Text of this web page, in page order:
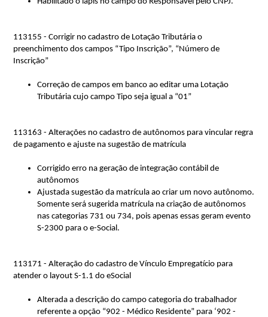
113155 - Corrigir no cadastro de Lotação Tributária o
preenchimento dos campos “Tipo Inscrição”, “Número de
Inscrição”
Correção de campos em banco ao editar uma Lotação
Tributária cujo campo Tipo seja igual a “01”
113163 - Alterações no cadastro de autônomos para vincular regra
de pagamento e ajuste na sugestão de matrícula
Corrigido erro na geração de integração contábil de
autônomos
Ajustada sugestão da matrícula ao criar um novo autônomo.
Somente será sugerida matrícula na criação de autônomos
nas categorias 731 ou 734, pois apenas essas geram evento
S-2300 para o e-Social.
113171 - Alteração do cadastro de Vínculo Empregatício para
atender o layout S-1.1 doeSocial
Alterada a descrição do campo categoria do trabalhador
referente a opção “902 - Médico Residente” para ‘902 -